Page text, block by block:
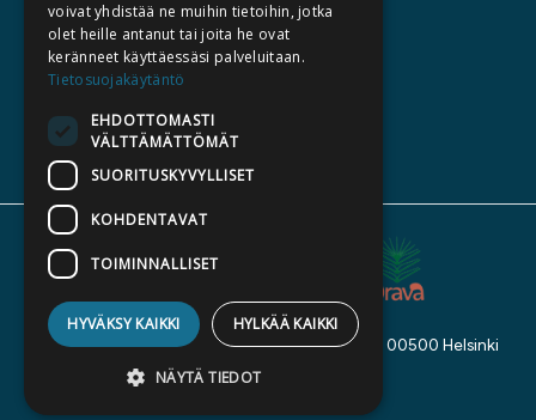
SILTALA.FI
ENNAKKOTILATTAVAT
LAHJAKORTTI
Kustannusosakeyhtiö Siltala, Suvilahdenkatu 7, 00500 Helsinki
© 2026 Siltala
voivat yhdistää ne muihin tietoihin, jotka
olet heille antanut tai joita he ovat
keränneet käyttäessäsi palveluitaan.
Tietosuojakäytäntö
EHDOTTOMASTI
VÄLTTÄMÄTTÖMÄT
SUORITUSKYVYLLISET
KOHDENTAVAT
TOIMINNALLISET
HYVÄKSY KAIKKI HYLKÄÄ KAIKKI
NÄYTÄ TIEDOT